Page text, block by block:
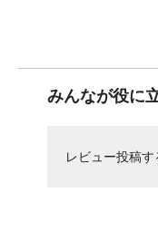
みんなが役に
レビュー投稿